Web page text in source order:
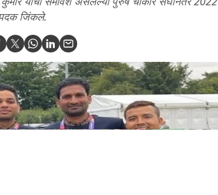
पदक जिंकले.